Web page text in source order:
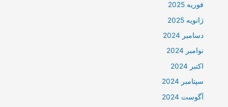
فوریه 2025
ژانویه 2025
دسامبر 2024
نوامبر 2024
اکتبر 2024
سپتامبر 2024
آگوست 2024